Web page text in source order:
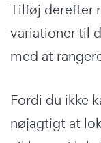
Tilføj derefter
variationer til
med at
Fordi du ikke
nøjagtigt at